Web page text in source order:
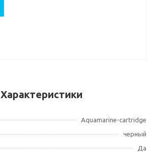
Характеристики
Aquamarine-cartridge
черный
Да